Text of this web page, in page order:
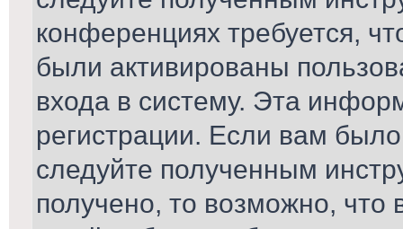
конференциях требуется,
были активированы
входа в систему. Эта
регистрации. Если вам
следуйте полученным
получено, то возможно,